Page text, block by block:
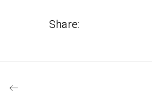
Share: